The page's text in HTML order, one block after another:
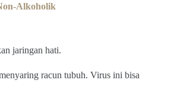
Alkoholik
jaringan hati.
racun tubuh. Virus ini bisa